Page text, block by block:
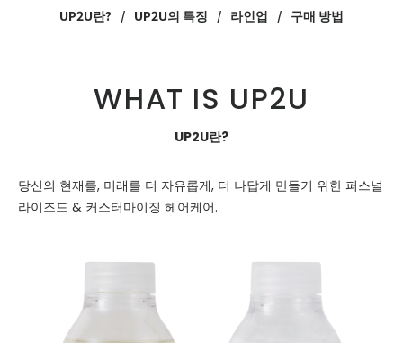
UP2U란? UP2U의 특징 라인업 구매 방법
WHAT IS UP2U
UP2U란?
당신의 현재를, 미래를 더 자유롭게, 더 나답게 만들기 위한 퍼스널
라이즈드 & 커스터마이징 헤어케어.